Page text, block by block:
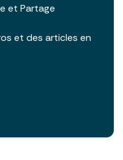
et Partage
et des articles en